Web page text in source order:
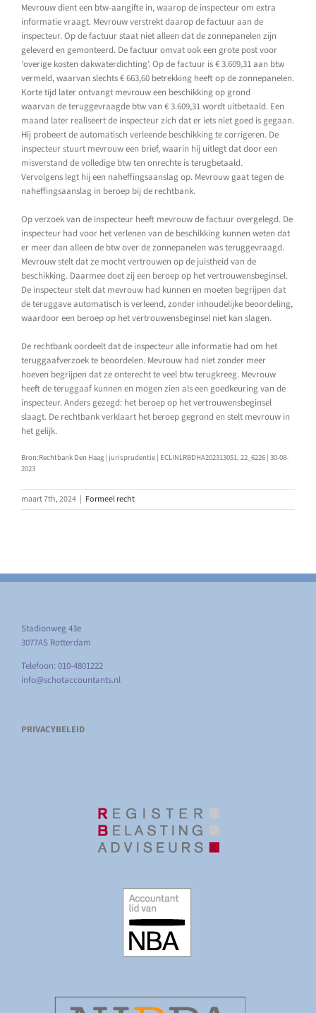
Mevrouw dient een btw-aangifte in, waarop de inspecteur om extra
informatie vraagt. Mevrouw verstrekt daarop de factuur aan de
inspecteur. Op de factuur staat niet alleen dat de zonnepanelen zijn
geleverd en gemonteerd. De factuur omvat ook een grote post voor
'overige kosten dakwaterdichting’. Op de factuur is € 3.609,31 aan btw
vermeld, waarvan slechts € 663,60 betrekking heeft op de zonnepanelen.
Korte tijd later ontvangt mevrouw een beschikking op grond
waarvan de teruggevraagde btw van € 3.609,31 wordt uitbetaald. Een
maand later realiseert de inspecteur zich dat er iets niet goed is gegaan.
Hij probeert de automatisch verleende beschikking te corrigeren. De
inspecteur stuurt mevrouw een brief, waarin hij uitlegt dat door een
misverstand de volledige btw ten onrechte is terugbetaald.
Vervolgens legt hij een naheffingsaanslag op. Mevrouw gaat tegen de
naheffingsaanslag in beroep bij de rechtbank.
Op verzoek van de inspecteur heeft mevrouw de factuur overgelegd. De
inspecteur had voor het verlenen van de beschikking kunnen weten dat
er meer dan alleen de btw over de zonnepanelen was teruggevraagd.
Mevrouw stelt dat ze mocht vertrouwen op de juistheid van de
beschikking. Daarmee doet zij een beroep op het vertrouwensbeginsel.
De inspecteur stelt dat mevrouw had kunnen en moeten begrijpen dat
de teruggave automatisch is verleend, zonder inhoudelijke beoordeling,
waardoor een beroep op het vertrouwensbeginsel niet kan slagen.
De rechtbank oordeelt dat de inspecteur alle informatie had om het
teruggaafverzoek te beoordelen. Mevrouw had niet zonder meer
hoeven begrijpen dat ze onterecht te veel btw terugkreeg. Mevrouw
heeft de teruggaaf kunnen en mogen zien als een goedkeuring van de
inspecteur. Anders gezegd: het beroep op het vertrouwensbeginsel
slaagt. De rechtbank verklaart het beroep gegrond en stelt mevrouw in
het gelijk.
Bron:Rechtbank Den Haag | jurisprudentie | ECLINLRBDHA202313051, 22_6226 | 30-08-
2023
maart 7th, 2024 | Formeel recht
Stadionweg 43e
3077AS Rotterdam
Telefoon: 010-4801222
info@schotaccountants.nl
PRIVACYBELEID